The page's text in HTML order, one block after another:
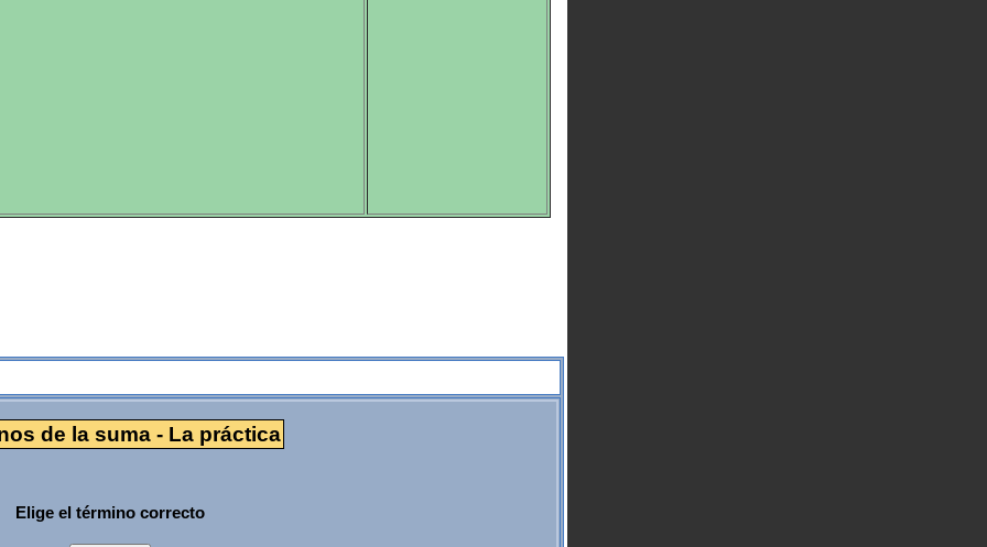
de la suma - La práctica
Elige el término correcto